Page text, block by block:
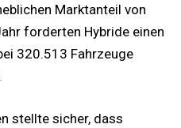
Marktanteil von
forderten Hybride einen
320.513 Fahrzeuge
stellte sicher, dass